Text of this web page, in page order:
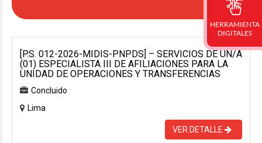
[P.S. 012-2026-MIDIS-PNPDS] – SERVICIOS DE UN/A
(01) ESPECIALISTA III DE AFILIACIONES PARA LA
UNIDAD DE OPERACIONES Y TRANSFERENCIAS
Concluido
Lima
VER DETALLE
HERRAMIENTA
DIGITALES